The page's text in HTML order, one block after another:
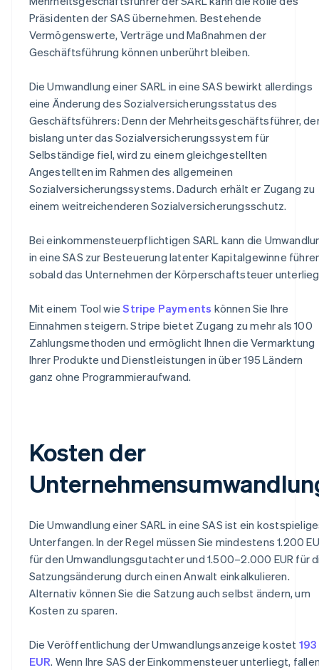
Präsidenten der SAS übernehmen. Bestehende
Vermögenswerte, Verträge und Maßnahmen der
Geschäftsführung können unberührt bleiben.
Die Umwandlung einer SARL in eine SAS bewirkt allerdings
eine Änderung des Sozialversicherungsstatus des
Geschäftsführers: Denn der Mehrheitsgeschäftsführer,
bislang unter das Sozialversicherungssystem für
Selbständige fiel, wird zu einem gleichgestellten
Angestellten im Rahmen des allgemeinen
Sozialversicherungssystems. Dadurch erhält er Zugang zu
einem weitreichenderen Sozialversicherungsschutz.
Bei einkommensteuerpflichtigen SARL kann die
in eine SAS zur Besteuerung latenter Kapitalgewinne
sobald das Unternehmen der Körperschaftsteuer
Mit einem Tool wieStripe Payments können Sie Ihre
Einnahmen steigern. Stripe bietet Zugang zu mehr als 100
Zahlungsmethoden und ermöglicht Ihnen die Vermarktung
Ihrer Produkte und Dienstleistungen in über 195 Ländern
ganz ohne Programmieraufwand.
Kosten der
Die Umwandlung einer SARL in eine SAS ist ein
Unterfangen. In der Regel müssen Sie mindestens 1.200
für den Umwandlungsgutachter und 1.500–2.000 EUR für
Satzungsänderung durch einen Anwalt einkalkulieren.
Alternativ können Sie die Satzung auch selbst ändern, um
Kosten zu sparen.
Die Veröffentlichung der Umwandlungsanzeige kostet 193
EUR. Wenn Ihre SAS der Einkommensteuer unterliegt,